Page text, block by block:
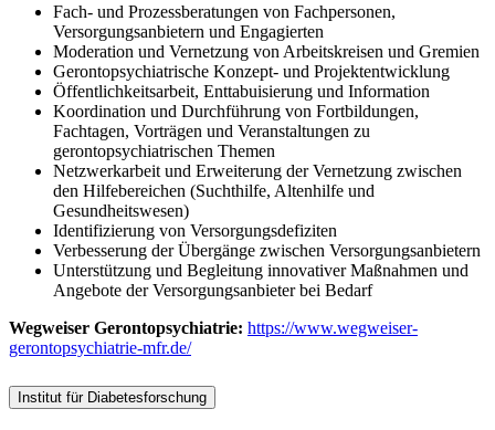
Fach- und Prozessberatungen von Fachpersonen,
Versorgungsanbietern und Engagierten
Moderation und Vernetzung von Arbeitskreisen und Gremien
Gerontopsychiatrische Konzept- und Projektentwicklung
Öffentlichkeitsarbeit, Enttabuisierung und Information
Koordination und Durchführung von Fortbildungen,
Fachtagen, Vorträgen und Veranstaltungen zu
gerontopsychiatrischen Themen
Netzwerkarbeit und Erweiterung der Vernetzung zwischen
den Hilfebereichen (Suchthilfe, Altenhilfe und
Gesundheitswesen)
Identifizierung von Versorgungsdefiziten
Verbesserung der Übergänge zwischen Versorgungsanbietern
Unterstützung und Begleitung innovativer Maßnahmen und
Angebote der Versorgungsanbieter bei Bedarf
Wegweiser Gerontopsychiatrie: https://www.wegweiser-
gerontopsychiatrie-mfr.de/
Institut für Diabetesforschung